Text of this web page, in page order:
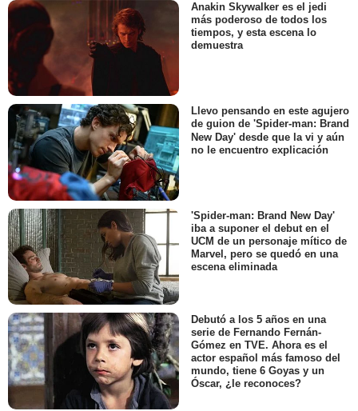
Anakin Skywalker es el jedi
más poderoso de todos los
tiempos, y esta escena lo
demuestra
Llevo pensando en este agujero
de guion de 'Spider-man: Brand
New Day' desde que la vi y aún
no le encuentro explicación
'Spider-man: Brand New Day'
iba a suponer el debut en el
UCM de un personaje mítico de
Marvel, pero se quedó en una
escena eliminada
Debutó a los 5 años en una
serie de Fernando Fernán-
Gómez en TVE. Ahora es el
actor español más famoso del
mundo, tiene 6 Goyas y un
Óscar, ¿le reconoces?